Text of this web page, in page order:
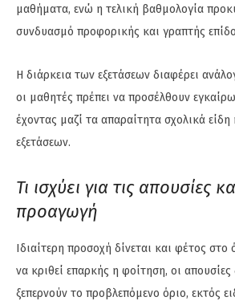
μαθήματα, ενώ η τελική βαθμολογία
συνδυασμό προφορικής και γραπτής
Η διάρκεια των εξετάσεων διαφέρει
οι μαθητές πρέπει να προσέλθουν
έχοντας μαζί τα απαραίτητα σχολικά
εξετάσεων.
Τι ισχύει για τις απουσίες
προαγωγή
Ιδιαίτερη προσοχή δίνεται και φέτος στο
να κριθεί επαρκής η φοίτηση, οι απουσίες
ξεπερνούν το προβλεπόμενο όριο, εκτός